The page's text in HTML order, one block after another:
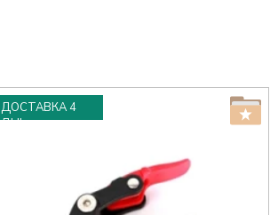
ДОСТАВКА 4
ДНІ